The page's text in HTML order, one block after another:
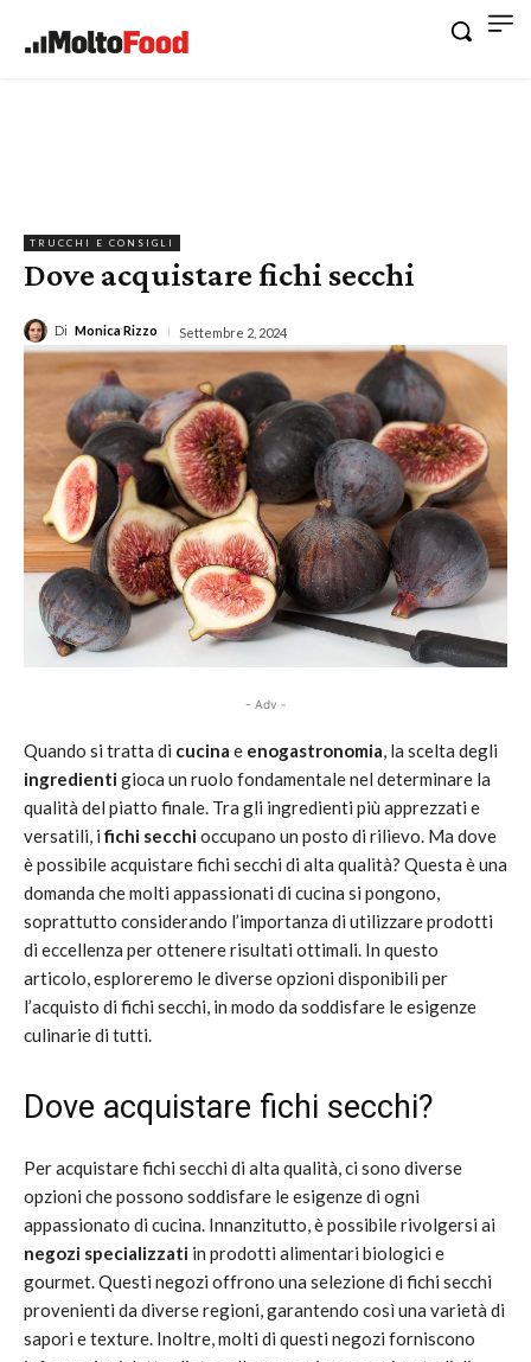
TRUCCHI E CONSIGLI
Dove acquistare fichi secchi
Di Monica Rizzo Settembre 2, 2024
- Adv -
Quando si tratta di cucina e enogastronomia, la scelta degli
ingredientigioca un ruolo fondamentale nel determinare la
qualità del piatto finale. Tra gli ingredienti più apprezzati e
versatili, ifichi secchioccupano un posto di rilievo. Ma dove
è possibile acquistare fichi secchi di alta qualità? Questa è una
domanda che molti appassionati di cucina si pongono,
soprattutto considerando l’importanza di utilizzare prodotti
di eccellenza per ottenere risultati ottimali. In questo
articolo, esploreremo le diverse opzioni disponibili per
l’acquisto di fichi secchi, in modo da soddisfare le esigenze
culinarie di tutti.
Dove acquistare fichi secchi?
Per acquistare fichi secchi di alta qualità, ci sono diverse
opzioni che possono soddisfare le esigenze di ogni
appassionato di cucina. Innanzitutto, è possibile rivolgersi ai
negozi specializzati in prodotti alimentari biologici e
gourmet. Questi negozi offrono una selezione di fichi secchi
provenienti da diverse regioni, garantendo così una varietà di
sapori e texture. Inoltre, molti di questi negozi forniscono